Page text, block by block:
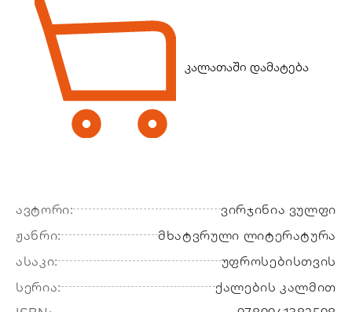
კალათაში დამატება
ავტორი:
ვირჯინია ვულფი
ჟანრი:
მხატვრული ლიტერატურა
ასაკი:
უფროსებისთვის
სერია:
ქალების კალმით